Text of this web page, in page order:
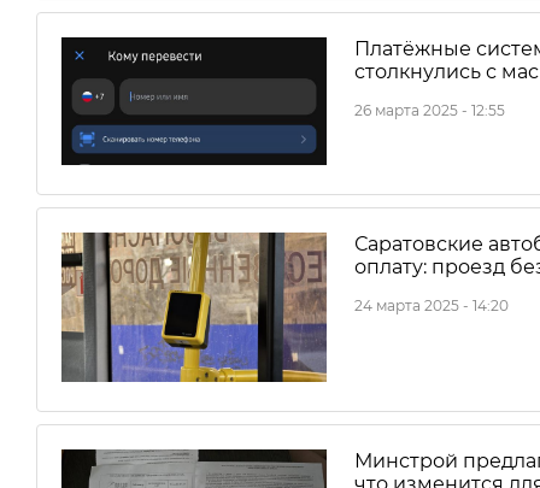
Платёжные
столкнулись с
26 марта 2025 - 12:55
Саратовские
оплату: проезд
24 марта 2025 - 14:20
Минстрой